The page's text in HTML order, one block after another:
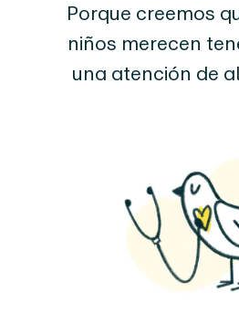
Porque creemos
niños merecen
una atención de